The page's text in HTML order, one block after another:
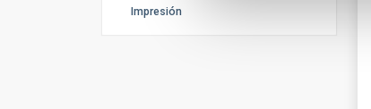
Impresión